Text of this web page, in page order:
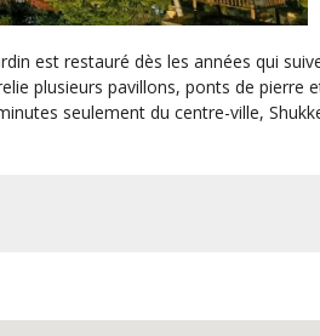
est restauré dès les années qui
plusieurs pavillons, ponts de
seulement du centre-ville,